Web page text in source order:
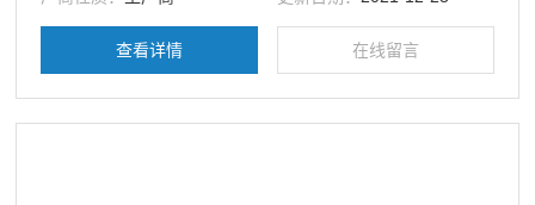
查看详情 在线留言